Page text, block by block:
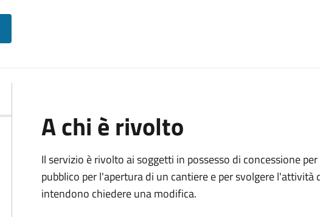
A chi è rivolto
Il servizio è rivolto ai soggetti in possesso di concessione
pubblico per l'apertura di un cantiere e per svolgere l'attività
intendono chiedere una modifica.